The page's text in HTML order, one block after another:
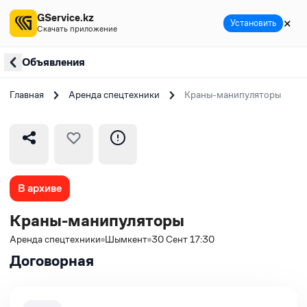
Объявления
Главная Аренда спецтехники Краны-манипуляторы
В архиве
Краны-манипуляторы
Аренда спецтехники Шымкент 30 Сент 17:30
Договорная
GService.kz
Скачать приложение Установить ✕